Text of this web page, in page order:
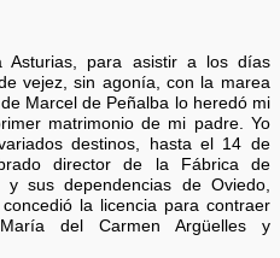
para asistir a los días
vejez, sin agonía, con la marea
Marcel de Peñalba lo heredó mi
matrimonio de mi padre. Yo
destinos, hasta el 14 de
director de la Fábrica de
y sus dependencias de Oviedo,
la licencia para contraer
del Carmen Argüelles y